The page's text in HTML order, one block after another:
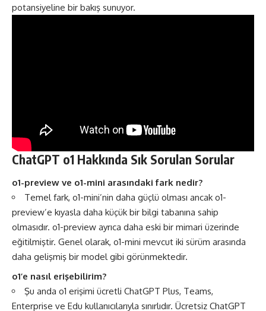
potansiyeline bir bakış sunuyor.
ChatGPT o1 Hakkında Sık Sorulan Sorular
o1-preview ve o1-mini arasındaki fark nedir?
Temel fark, o1-mini’nin daha güçlü olması ancak o1-
preview’e kıyasla daha küçük bir bilgi tabanına sahip
olmasıdır. o1-preview ayrıca daha eski bir mimari üzerinde
eğitilmiştir. Genel olarak, o1-mini mevcut iki sürüm arasında
daha gelişmiş bir model gibi görünmektedir.
o1’e nasıl erişebilirim?
Şu anda o1 erişimi ücretli ChatGPT Plus, Teams,
Enterprise ve Edu kullanıcılarıyla sınırlıdır. Ücretsiz ChatGPT